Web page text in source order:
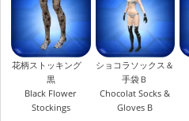
花柄ストッキング
黒
Black Flower
Stockings
ショコラソックス＆
手袋Ｂ
Chocolat Socks &
Gloves B